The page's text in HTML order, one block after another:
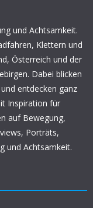
und Achtsamkeit.
Klettern und
Österreich und der
Dabei blicken
entdecken ganz
Inspiration für
auf Bewegung,
Porträts,
und Achtsamkeit.